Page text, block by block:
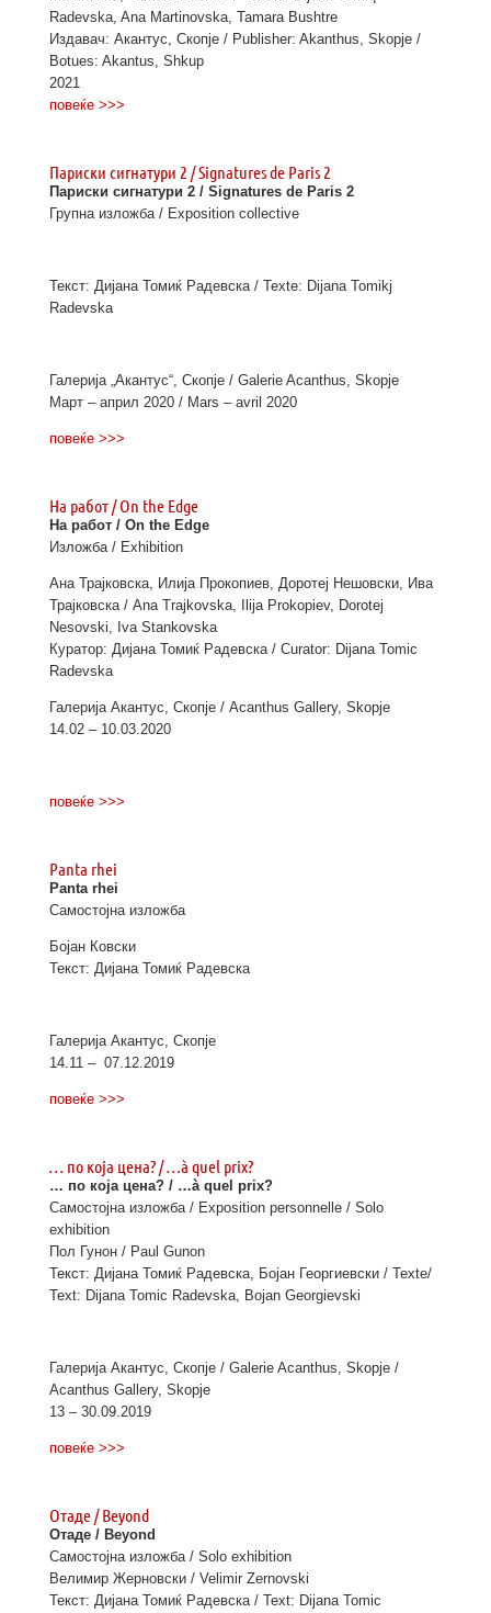
Radevska, Ana Martinovska, Tamara Bushtre
Издавач: Акантус, Скопје / Publisher: Akanthus, Skopje /
Botues: Akantus, Shkup
2021
повеќе >>>
Париски сигнатури 2 / Signatures de Paris 2
Париски сигнатури 2 / Signatures de Paris 2
Групна изложба / Exposition collective
Текст: Дијана Томиќ Радевска / Texte: Dijana Tomikj
Radevska
Галерија „Акантус“, Скопје / Galerie Acanthus, Skopje
Март – април 2020 / Mars – avril 2020
повеќе >>>
На работ / On the Edge
На работ / On the Edge
Изложба / Еxhibition
Ана Трајковска, Илија Прокопиев, Доротеј Нешовски, Ива
Трајковска / Ana Trajkovska, Ilija Prokopiev, Dorotej
Nesovski, Iva Stankovska
Куратор: Дијана Томиќ Радевска / Curator: Dijana Tomic
Radevska
Галерија Акантус, Скопје / Acanthus Gallery, Skopje
14.02 – 10.03.2020
повеќе >>>
Panta rhei
Panta rhei
Самостојна изложба
Бојан Ковски
Текст: Дијана Томиќ Радевска
Галерија Акантус, Скопје
14.11 – 07.12.2019
повеќе >>>
… по која цена? / …à quel prix?
… по која цена? / …à quel prix?
Самостојна изложба / Exposition personnelle / Solo
exhibition
Пол Гунон / Paul Gunon
Текст: Дијана Томиќ Радевска, Бојан Георгиевски / Texte/
Text: Dijana Tomic Radevska, Bojan Georgievski
Галерија Акантус, Скопје / Galerie Acanthus, Skopje /
Acanthus Gallery, Skopje
13 – 30.09.2019
повеќе >>>
Отаде / Beyond
Отаде / Beyond
Самостојна изложба / Solo exhibition
Велимир Жерновски / Velimir Zernovski
Текст: Дијана Томиќ Радевска / Text: Dijana Tomic